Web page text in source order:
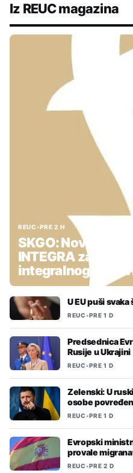
Iz REUC magazina
REUC •PRE 2 H
SKGO: Nova
INTEGRA za
integralnog
U EU puši
REUC•PRE 1 D
Predsednica
Rusije u Ukrajini
REUC•PRE 1 D
Zelenski: U
osobe
REUC•PRE 1 D
Evropski
provale
REUC•PRE 2 D